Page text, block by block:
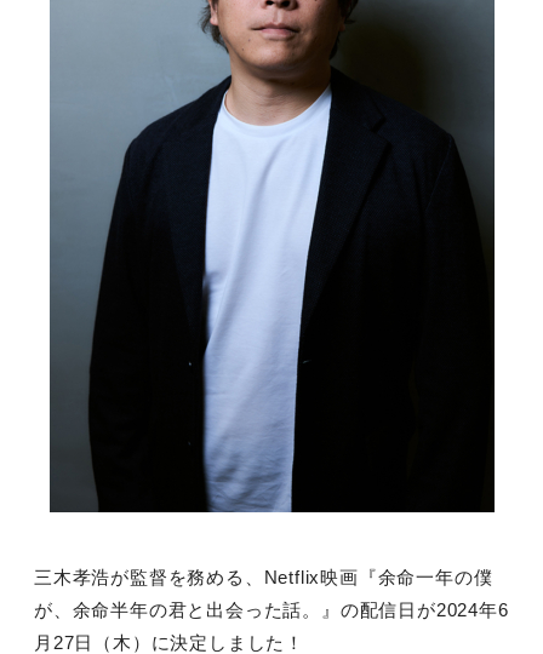
三木孝浩が監督を務める、 Netflix映画『余命一年の僕
が、余命半年の君と出会った話。』の配信日が2024年6
月 27日（木）に決定しました！